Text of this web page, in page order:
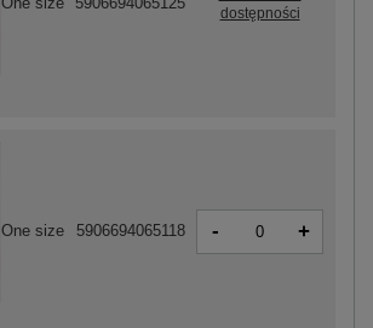
One size 5906694065118 - +
dostępności